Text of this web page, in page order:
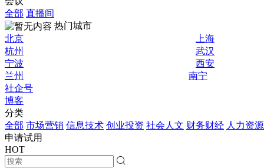
全部 直播间
热门城市
北京
上海
杭州
武汉
宁波
西安
兰州
南宁
社企号
博客
分类
全部 市场营销 信息技术 创业投资 社会人文 财务财经 人力资源
申请试用
HOT